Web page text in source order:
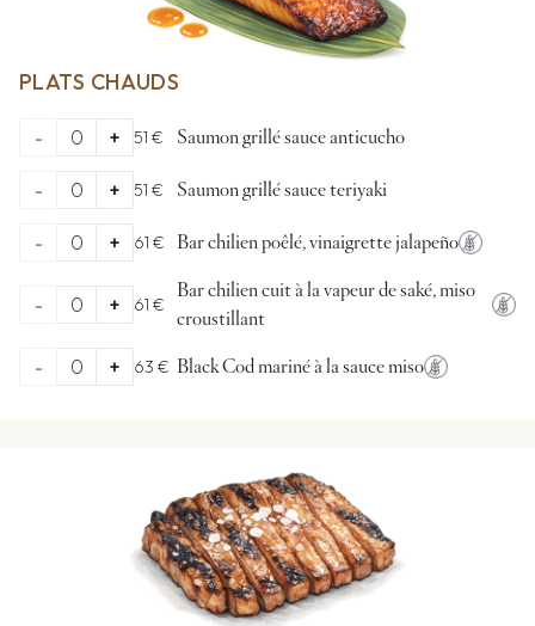
PLATS CHAUDS
- 0 + 51 € Saumon grillé sauce anticucho
- 0 + 51 € Saumon grillé sauce teriyaki
- 0 + 61 € Bar chilien poêlé, vinaigrette jalapeño
- 0 + 61 €
Bar chilien cuit à la vapeur de saké, miso
croustillant
- 0 + 63 € Black Cod mariné à la sauce miso